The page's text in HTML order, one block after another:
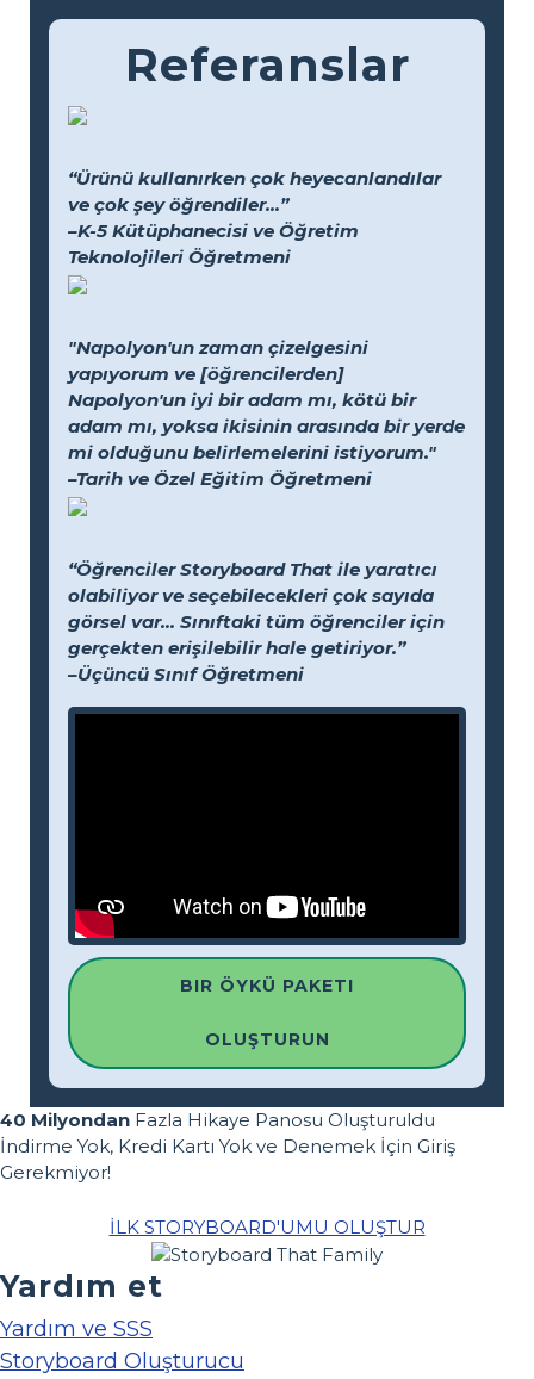
Referanslar
“Ürünü kullanırken çok heyecanlandılar
ve çok şey öğrendiler...”
–K-5 Kütüphanecisi ve Öğretim
Teknolojileri Öğretmeni
"Napolyon'un zaman çizelgesini
yapıyorum ve [öğrencilerden]
Napolyon'un iyi bir adam mı, kötü bir
adam mı, yoksa ikisinin arasında bir yerde
mi olduğunu belirlemelerini istiyorum."
–Tarih ve Özel Eğitim Öğretmeni
“Öğrenciler Storyboard That ile yaratıcı
olabiliyor ve seçebilecekleri çok sayıda
görsel var... Sınıftaki tüm öğrenciler için
gerçekten erişilebilir hale getiriyor.”
–Üçüncü Sınıf Öğretmeni
BIR ÖYKÜ PAKETI
OLUŞTURUN
40 Milyondan Fazla Hikaye Panosu Oluşturuldu
İndirme Yok, Kredi Kartı Yok ve Denemek İçin Giriş
Gerekmiyor!
İLK STORYBOARD'UMU OLUŞTUR
Yardım et
Yardım ve SSS
Storyboard Oluşturucu